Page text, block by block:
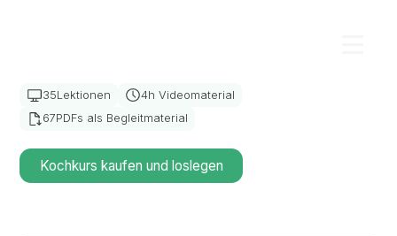
35Lektionen 4h Videomaterial
67PDFs als Begleitmaterial
Kochkurs kaufen und loslegen